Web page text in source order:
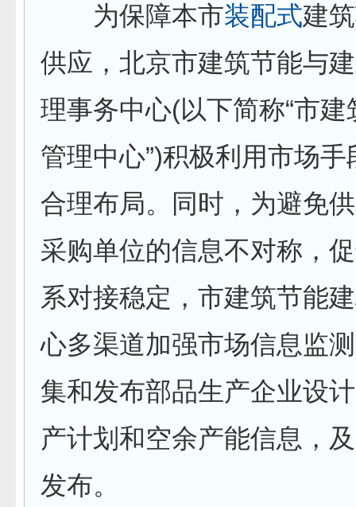
为保障本市装配式建
供应，北京市建筑节能与
理事务中心(以下简称“市
管理中心”)积极利用市场
合理布局。同时，为避免
采购单位的信息不对称，
系对接稳定，市建筑节能
心多渠道加强市场信息监
集和发布部品生产企业设
产计划和空余产能信息，
发布。